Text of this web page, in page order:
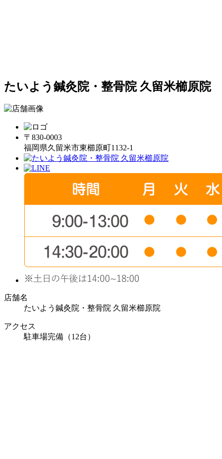
たいよう鍼灸院・整骨院 久留米櫛原院
〒830-0003
福岡県久留米市東櫛原町1132-1
店舗名
たいよう鍼灸院・整骨院 久留米櫛原院
アクセス
駐車場完備（12台）